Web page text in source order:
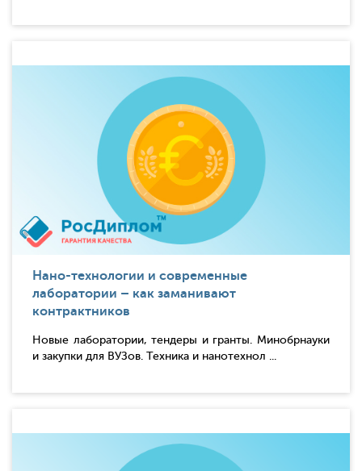
Нано-технологии и современные
лаборатории – как заманивают
контрактников
Новые лаборатории, тендеры и гранты. Минобрнауки
и закупки для ВУЗов. Техника и нанотехнол ...